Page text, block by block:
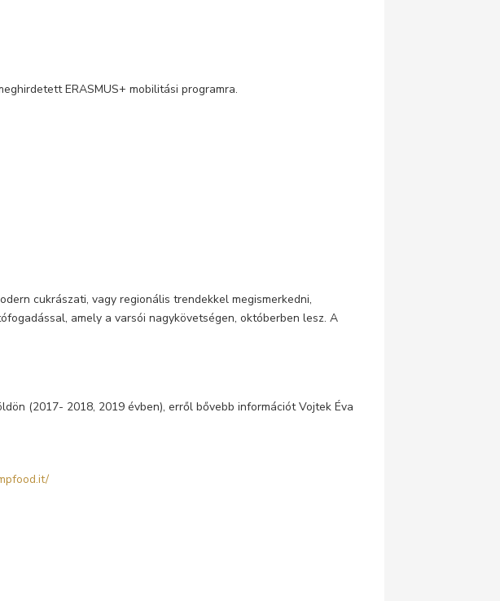
ERASMUS+ mobilitási programra.
cukrászati, vagy regionális trendekkel megismerkedni,
amely a varsói nagykövetségen, októberben lesz. A
(2017- 2018, 2019 évben), erről bővebb információt Vojtek Éva